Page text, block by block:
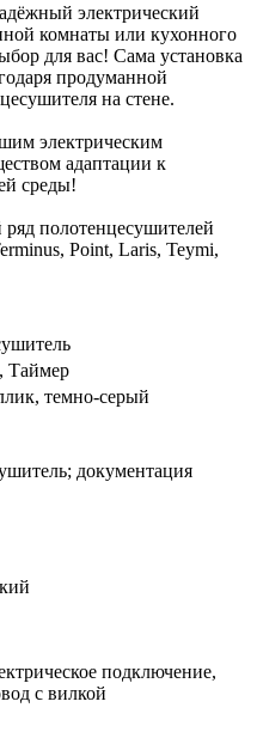
электрический
комнаты или кухонного
для вас! Сама установка
продуманной
на стене.
электрическим
адаптации к
среды!
полотенцесушителей
Point, Laris, Teymi,
Таймер
темно-серый
документация
подключение,
с вилкой